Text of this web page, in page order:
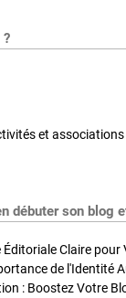
et associations
débuter son blog
Éditoriale Claire pour
de l'Identité